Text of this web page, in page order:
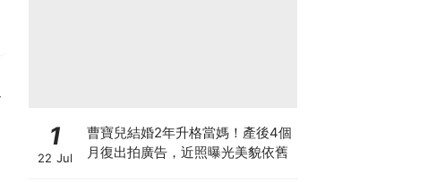
1
22 Jul
曹寶兒結婚2年升格當媽！產後4個
月復出拍廣告，近照曝光美貌依舊